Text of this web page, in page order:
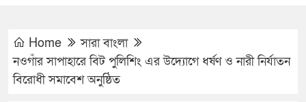
Home
সারা বাংলা
নওগাঁর সাপাহারে বিট পুলিশিং এর উদ্যোগে ধর্ষণ ও নারী নির্যাতন
বিরোধী সমা‌বেশ অনুষ্ঠিত